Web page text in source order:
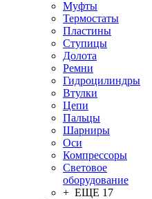
Муфты
Термостаты
Пластины
Ступицы
Долота
Ремни
Гидроцилиндры
Втулки
Цепи
Пальцы
Шарниры
Оси
Компрессоры
Световое
оборудование
+ ЕЩЕ 17